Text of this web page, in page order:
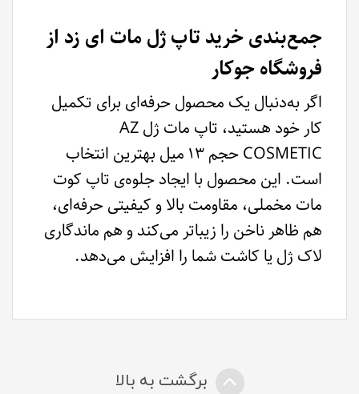
جمع‌بندی خرید تاپ ژل مات ای زد از
فروشگاه جوکار
اگر به‌دنبال یک محصول حرفه‌ای برای تکمیل
کار خود هستید، تاپ مات ژل AZ
COSMETIC حجم ۱۳ میل بهترین انتخاب
است. این محصول با ایجاد جلوه‌ی تاپ کوت
مات مخملی، مقاومت بالا و کیفیتی حرفه‌ای،
هم ظاهر ناخن را زیباتر می‌کند و هم ماندگاری
لاک ژل یا کاشت شما را افزایش می‌دهد.
برگشت به بالا